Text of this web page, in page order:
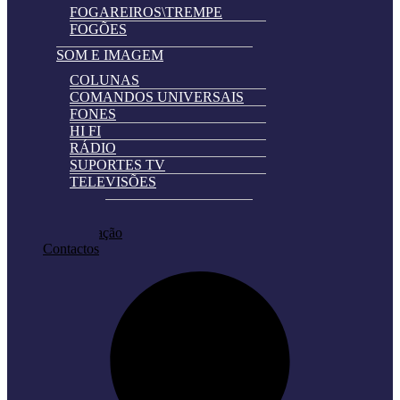
FOGAREIROS\TREMPE
FOGÕES
SOM E IMAGEM
COLUNAS
COMANDOS UNIVERSAIS
FONES
HI FI
RÁDIO
SUPORTES TV
TELEVISÕES
Categories
in
Pedir Cotação
Contactos